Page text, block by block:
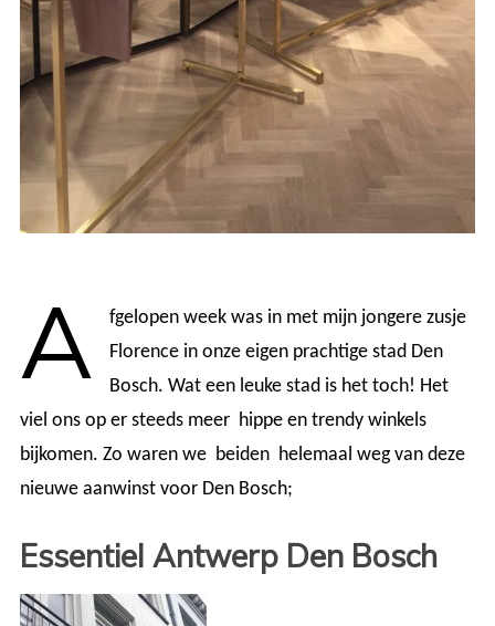
A
fgelopen week was in met mijn jongere zusje
Florence in onze eigen prachtige stad Den
Bosch. Wat een leuke stad is het toch! Het
viel ons op er steeds meer hippe en trendy winkels
bijkomen. Zo waren we beiden helemaal weg van deze
nieuwe aanwinst voor Den Bosch;
Essentiel Antwerp Den Bosch